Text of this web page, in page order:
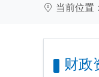
当前位置：
财政